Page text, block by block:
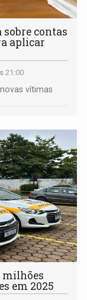
sobre contas
aplicar
21:00
vítimas
milhões
em 2025